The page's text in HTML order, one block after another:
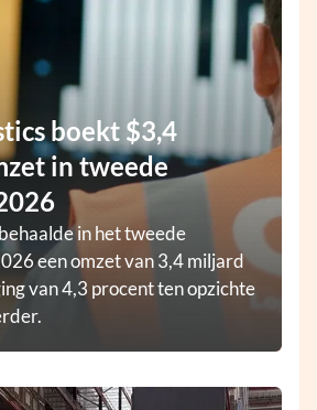
boekt $3,4
in tweede
in het tweede
een omzet van 3,4 miljard
van 4,3 procent ten opzichte